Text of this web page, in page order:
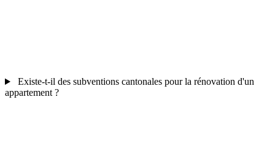
Existe-t-il des subventions cantonales pour la rénovation d'un
appartement ?